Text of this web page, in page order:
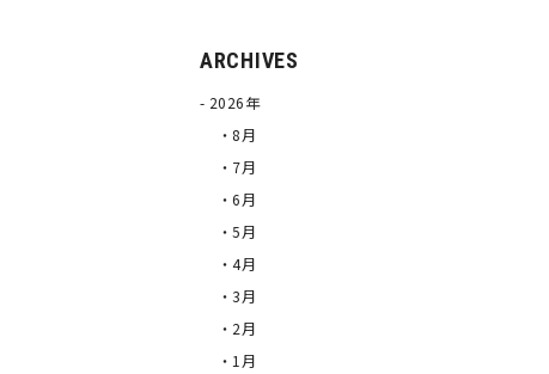
ARCHIVES
2026年
・8月
・7月
・6月
・5月
・4月
・3月
・2月
・1月